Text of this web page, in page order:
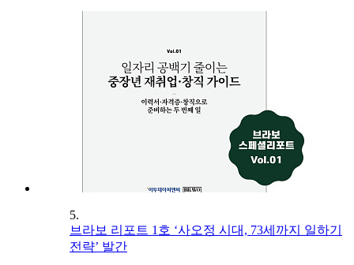
5.
브라보 리포트 1호 ‘사오정 시대, 73세까지 일하기
전략’ 발간